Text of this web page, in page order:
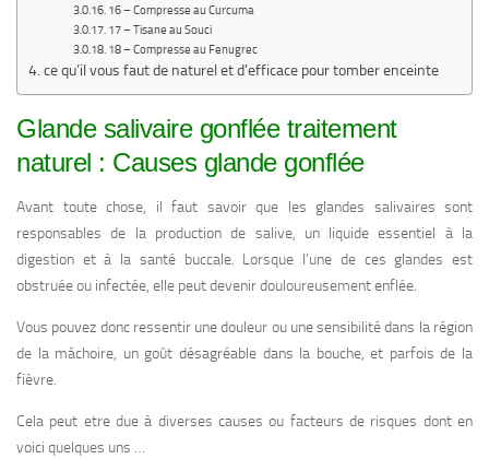
16 – Compresse au Curcuma
17 – Tisane au Souci
18 – Compresse au Fenugrec
ce qu’il vous faut de naturel et d’efficace pour tomber enceinte
Glande salivaire gonflée traitement
naturel : Causes glande gonflée
Avant toute chose, il faut savoir que les glandes salivaires sont
responsables de la production de salive, un liquide essentiel à la
digestion et à la santé buccale. Lorsque l’une de ces glandes est
obstruée ou infectée, elle peut devenir douloureusement enflée.
Vous pouvez donc ressentir une douleur ou une sensibilité dans la région
de la mâchoire, un goût désagréable dans la bouche, et parfois de la
fièvre.
Cela peut etre due à diverses causes ou facteurs de risques dont en
voici quelques uns …